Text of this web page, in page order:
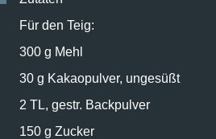
Für den Teig:
300 g Mehl
30 g Kakaopulver, ungesüßt
2 TL, gestr. Backpulver
150 g Zucker